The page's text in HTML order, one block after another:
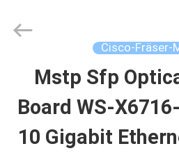
HAUSE
Cisco-Fräser-
Mstp Sfp
Board WS-
10 Gigabit